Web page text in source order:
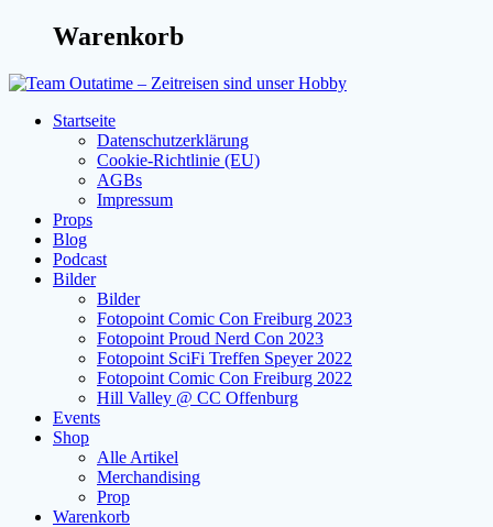
Warenkorb
Startseite
Datenschutzerklärung
Cookie-Richtlinie (EU)
AGBs
Impressum
Props
Blog
Podcast
Bilder
Bilder
Fotopoint Comic Con Freiburg 2023
Fotopoint Proud Nerd Con 2023
Fotopoint SciFi Treffen Speyer 2022
Fotopoint Comic Con Freiburg 2022
Hill Valley @ CC Offenburg
Events
Shop
Alle Artikel
Merchandising
Prop
Warenkorb